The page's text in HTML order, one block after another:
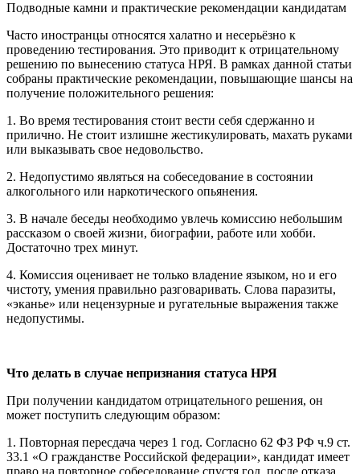
Подводные камни и практические рекомендации кандидатам
Часто иностранцы относятся халатно и несерьёзно к
проведению тестирования. Это приводит к отрицательному
решению по вынесению статуса НРЯ. В рамках данной статьи
собраны практические рекомендации, повышающие шансы на
получение положительного решения:
1. Во время тестирования стоит вести себя сдержанно и
прилично. Не стоит излишне жестикулировать, махать руками
или выказывать свое недовольство.
2. Недопустимо являться на собеседование в состоянии
алкогольного или наркотического опьянения.
3. В начале беседы необходимо увлечь комиссию небольшим
рассказом о своей жизни, биографии, работе или хобби.
Достаточно трех минут.
4. Комиссия оценивает не только владение языком, но и его
чистоту, умения правильно разговаривать. Слова паразиты,
«эканье» или нецензурные и ругательные выражения также
недопустимы.
Что делать в случае непризнания статуса НРЯ
При получении кандидатом отрицательного решения, он
может поступить следующим образом:
1. Повторная пересдача через 1 год. Согласно 62 ФЗ РФ ч.9 ст.
33.1 «О гражданстве Российской федерации», кандидат имеет
право на повторное собеседование спустя год, после отказа.